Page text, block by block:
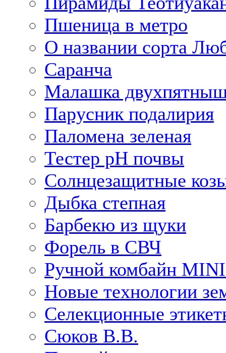
Пшеница в метро
О названии сорта
Саранча
Малашка
Парусник подалирия
Паломена зеленая
Тестер рН почвы
Солнцезащитные
Дыбка степная
Барбекю из щуки
Форель в СВЧ
Ручной комбайн
Новые технологии
Селекционные
Сюков В.В.